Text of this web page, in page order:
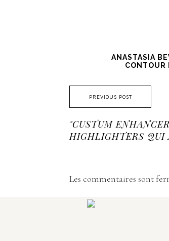
ANASTASIA
CONTOUR
PREVIOUS POST
"CUSTUM
HIGHLIGHTERS QUI
Les commentaires sont